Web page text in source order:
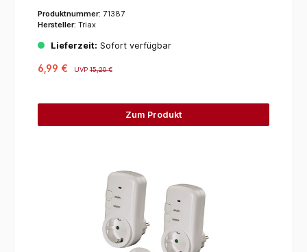
Produktnummer: 71387
Hersteller: Triax
Lieferzeit: Sofort verfügbar
6,99 € UVP15,20 €
Zum Produkt